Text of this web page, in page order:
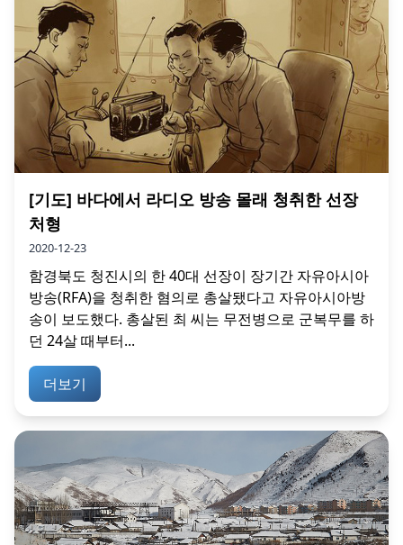
[기도] 바다에서 라디오 방송 몰래 청취한 선장
처형
2020-12-23
함경북도 청진시의 한 40대 선장이 장기간 자유아시아
방송(RFA)을 청취한 혐의로 총살됐다고 자유아시아방
송이 보도했다. 총살된 최 씨는 무전병으로 군복무를 하
던 24살 때부터...
더보기